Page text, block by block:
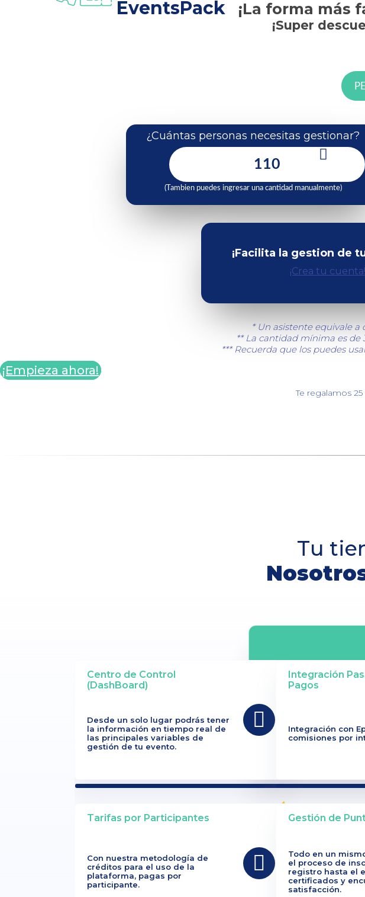
EventsPack ¡La forma más
¡Super
¿Cuántas personas necesitas gestionar?
(Tambien puedes ingresar una cantidad manualmente)
¡Facilita la gestion de
¡Crea tu cuenta!
* Un asistente equivale a
** La cantidad mínima es de
*** Recuerda que los puedes
¡Empieza ahora!
Te regalamos
Tu
Centro de Control
(DashBoard)
Desde un solo lugar podrás tener
la información en tiempo real de
las principales variables de
gestión de tu evento.
Integración
Pagos
Integración con
comisiones por
Tarifas por Participantes
Con nuestra metodología de
créditos para el uso de la
plataforma, pagas por
participante.
Gestión de
Todo en un
el proceso de
registro hasta el
certificados y
satisfacción.